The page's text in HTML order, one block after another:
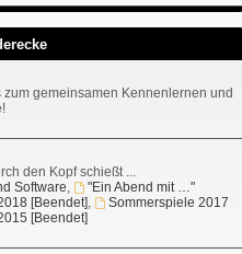
gemeinsamen Kennenlernen und
den Kopf schießt ...
Software,
"Ein Abend mit …"
[Beendet],
Sommerspiele 2017
[Beendet]